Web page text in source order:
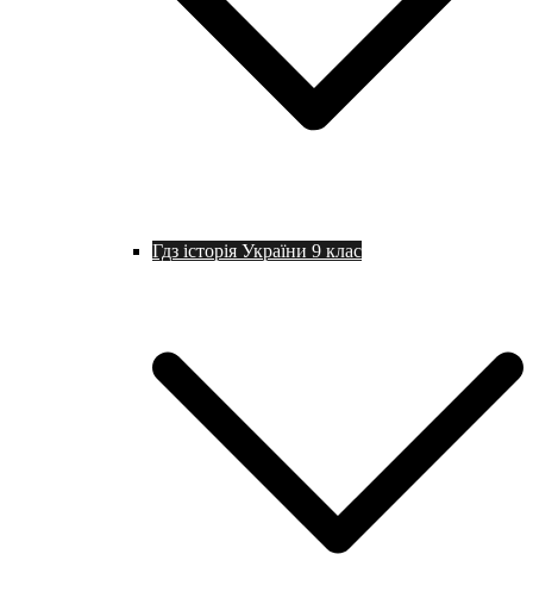
Гдз історія України 9 клас